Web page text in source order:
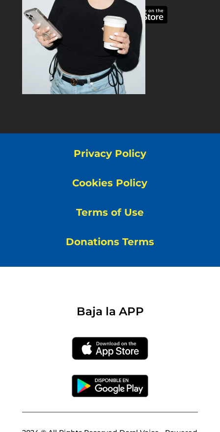
Privacy Policy
Cookies Policy
Terms of Use
Donations Terms
Baja la APP